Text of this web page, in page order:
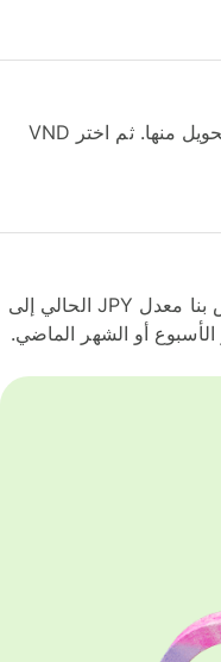
اختر JPY كالعملة التي تريد التحويل منها. ثم اختر VND
سيظهر لك محول العملة الخاص بنا معدل JPY الحالي إلى